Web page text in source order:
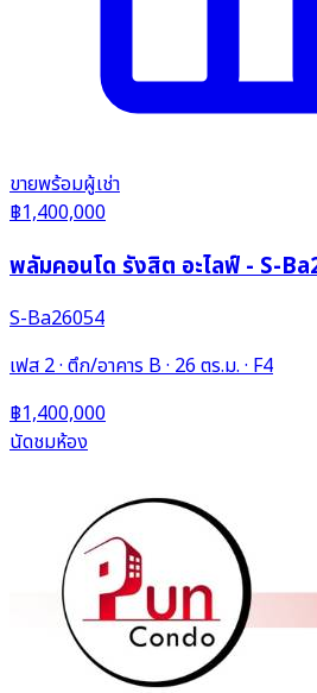
ขายพร้อมผู้เช่า
฿1,400,000
พลัมคอนโด รังสิต อะไลฟ์ - S-
S-Ba26054
เฟส 2 · ตึก/อาคาร B · 26 ตร.ม. · F4
฿1,400,000
นัดชมห้อง